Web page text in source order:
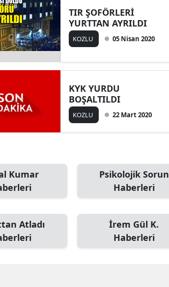
TIR ŞOFÖRLERİ
YURTTAN AYRILDI
KOZLU 05 Nisan 2020
KYK YURDU
BOŞALTILDI
KOZLU 22 Mart 2020
Kumar
Psikolojik Sorun
Haberleri
Atladı
İrem Gül K.
Haberleri